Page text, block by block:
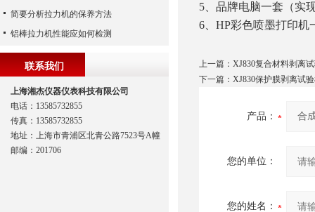
5、品牌电脑一套（实
6、HP彩色喷墨打印机
上一篇： XJ830复合材料剥离
下一篇： XJ830保护膜剥离试
产品：
您的单位：
您的姓名：
简要分析拉力机的保养方法
铝棒拉力机性能应如何检测
联系我们
上海湘杰仪器仪表科技有限公司
电话：13585732855
传真：13585732855
地址：上海市青浦区北青公路7523号A幢
邮编：201706